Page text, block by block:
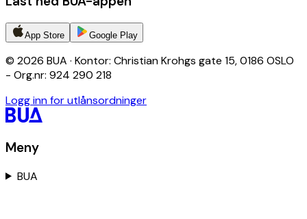
App Store Google Play
© 2026 BUA · Kontor: Christian Krohgs gate 15, 0186 OSLO
- Org.nr: 924 290 218
Logg inn for utlånsordninger
Meny
BUA